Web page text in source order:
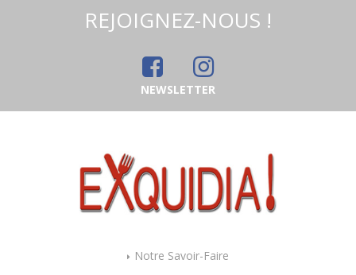
REJOIGNEZ-NOUS !
NEWSLETTER
Notre Savoir-Faire